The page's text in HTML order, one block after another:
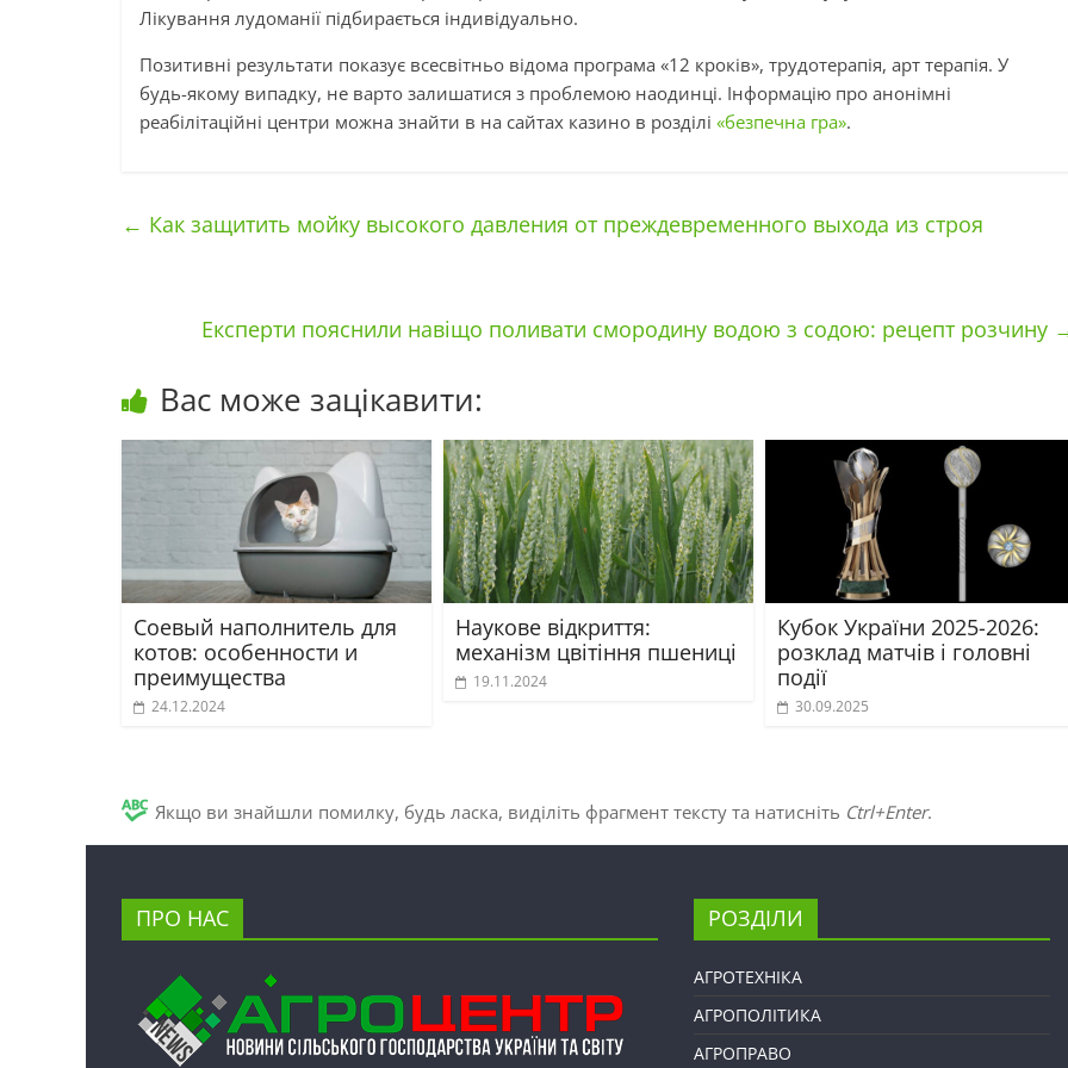
Лікування лудоманії підбирається індивідуально.
Позитивні результати показує всесвітньо відома програма «12 кроків», трудотерапія, арт терапія. У
будь-якому випадку, не варто залишатися з проблемою наодинці. Інформацію про анонімні
реабілітаційні центри можна знайти в на сайтах казино в розділі «безпечна гра».
← Как защитить мойку высокого давления от преждевременного выхода из строя
Експерти пояснили навіщо поливати смородину водою з содою: рецепт розчину
Вас може зацікавити:
Соевый наполнитель для
котов: особенности и
преимущества
24.12.2024
Наукове відкриття:
механізм цвітіння пшениці
19.11.2024
Кубок України 2025-2026:
розклад матчів і головні
події
30.09.2025
Якщо ви знайшли помилку, будь ласка, виділіть фрагмент тексту та натисніть Ctrl+Enter.
ПРО НАС РОЗДІЛИ
АГРОТЕХНІКА
АГРОПОЛІТИКА
АГРОПРАВО